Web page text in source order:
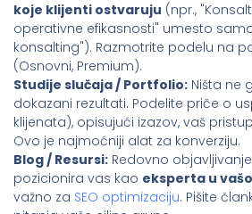
koje klijenti ostvaruju (npr.,
operativne efikasnosti" umesto
konsalting"). Razmotrite podelu na
(Osnovni, Premium).
Studije slučaja / Portfolio: Ništa ne
dokazani rezultati. Podelite priče o
klijenata), opisujući izazov, vaš
Ovo je najmoćniji alat za konverziju.
Blog / Resursi: Redovno
pozicionira vas kao eksperta u
važno za SEO optimizaciju. Pišite